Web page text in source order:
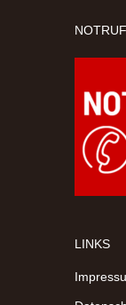
NOTRUF
LINKS